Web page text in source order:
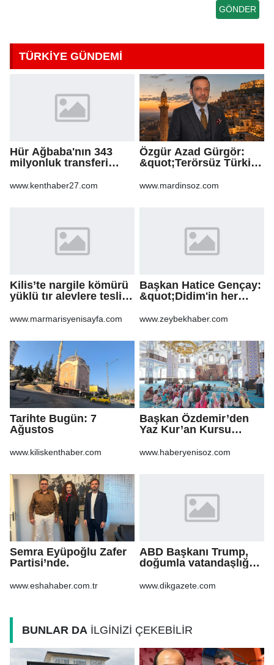
TÜRKİYE GÜNDEMİ
Hür Ağbaba'nın 343
milyonluk transferi
Ağbaba'ya milyonlar
www.kenthaber27.com
Özgür Azad Gürgör:
&quot;Terörsüz Türkiye
Turizmi İçin Yeni Bir
www.mardinsoz.com
Kilis’te nargile kömürü
yüklü tır alevlere teslim
www.marmarisyenisayfa.com
Başkan Hatice Gençay:
&quot;Didim'in her
gündüz
www.zeybekhaber.com
Tarihte Bugün: 7
Ağustos
www.kiliskenthaber.com
Başkan Özdemir’den
Yaz Kur’an Kursu
www.haberyenisoz.com
Semra Eyüpoğlu Zafer
Partisi’nde.
www.eshahaber.com.tr
ABD Başkanı Trump,
doğumla vatandaşlığa
genişleten
www.dikgazete.com
BUNLAR DA İLGİNİZİ ÇEKEBİLİR